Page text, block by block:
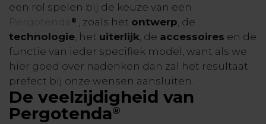
een rol spelen bij de keuze van een
Pergotenda ® , zoals het ontwerp , de
technologie , het uiterlijk , de accessoires en de
functie van ieder specifiek model, want als we
hier goed over nadenken dan zal het resultaat
prefect bij onze wensen aansluiten.
De veelzijdigheid van
Pergotenda®